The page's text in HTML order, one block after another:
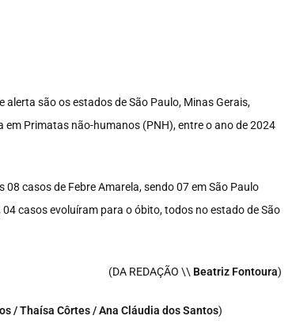
são os estados de São Paulo, Minas Gerais,
Primatas não-humanos (PNH), entre o ano de 2024
casos de Febre Amarela, sendo 07 em São Paulo
casos evoluíram para o óbito, todos no estado de São
(DA REDAÇÃO \\ Beatriz Fontoura)
/ Thaísa Côrtes / Ana Cláudia dos Santos)